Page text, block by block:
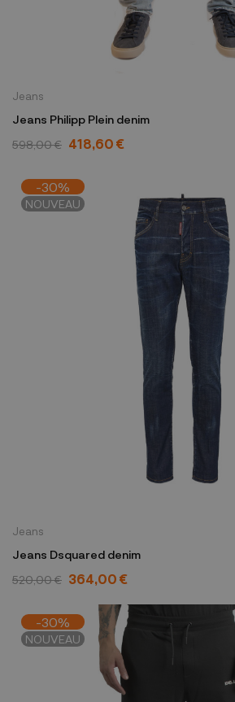
Jeans
Jeans Philipp Plein denim
598,00 € 418,60 €
-30%
NOUVEAU
Jeans
Jeans Dsquared denim
520,00 € 364,00 €
-30%
NOUVEAU